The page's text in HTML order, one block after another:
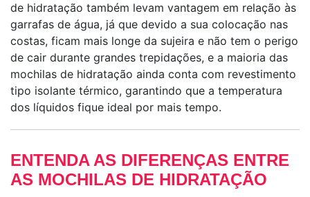
de hidratação também levam vantagem em relação às
garrafas de água, já que devido a sua colocação nas
costas, ficam mais longe da sujeira e não tem o perigo
de cair durante grandes trepidações, e a maioria das
mochilas de hidratação ainda conta com revestimento
tipo isolante térmico, garantindo que a temperatura
dos líquidos fique ideal por mais tempo.
ENTENDA AS DIFERENÇAS ENTRE
AS MOCHILAS DE HIDRATAÇÃO